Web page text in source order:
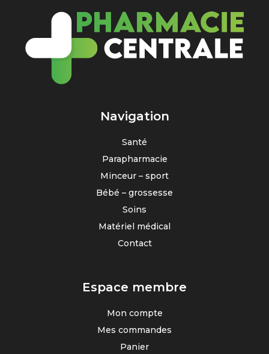
Navigation
Santé
Parapharmacie
Minceur – sport
Bébé – grossesse
Soins
Matériel médical
Contact
Espace membre
Mon compte
Mes commandes
Panier